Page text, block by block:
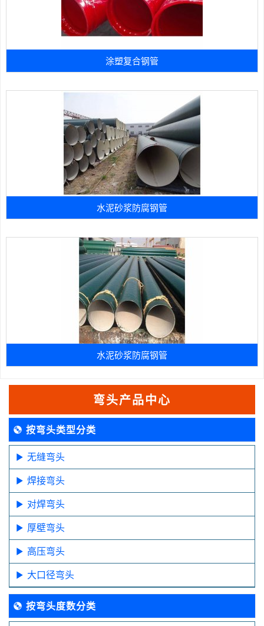
涂塑复合钢管
水泥砂浆防腐钢管
水泥砂浆防腐钢管
弯头产品中心
按弯头类型分类
无缝弯头
焊接弯头
对焊弯头
厚壁弯头
高压弯头
大口径弯头
按弯头度数分类